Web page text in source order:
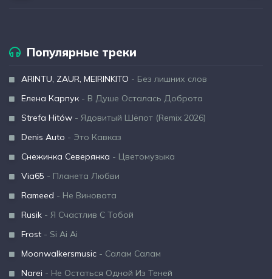
Популярные треки
ARINTU, ZAUR, MEIRINKITO - Без лишних слов
Елена Карпук - В Душе Осталась Доброта
Strefa Hitów - Ядовитый Шёпот (Remix 2026)
Denis Auto - Это Кавказ
Снежинка Северянка - Цветомузыка
Via65 - Планета Любви
Rameed - Не Виновата
Rusik - Я Счастлив С Тобой
Frost - Si Ai Ai
Moonwalkersmusic - Салам Салам
Narei - Не Остаться Одной Из Теней